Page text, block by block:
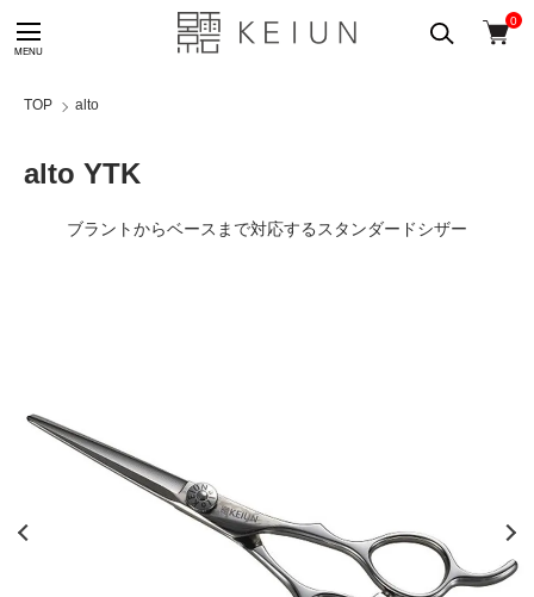
0
TOP alto
alto YTK
ブラントからベースまで対応するスタンダードシザー